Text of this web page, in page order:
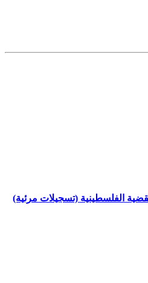
الفلسطينية (تسجيلات مرئية)